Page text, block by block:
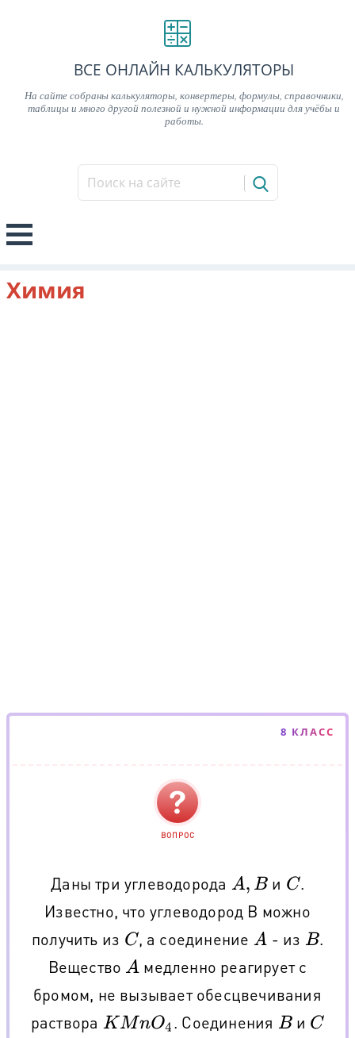
ВСЕ ОНЛАЙН КАЛЬКУЛЯТОРЫ
На сайте собраны калькуляторы, конвертеры, формулы, справочники,
таблицы и много другой полезной и нужной информации для учёбы и
работы.
Химия
8 КЛАСС
ВОПРОС
Даны три углеводорода A,B и C.
Известно, что углеводород В можно
получить из C, а соединение A - из B.
Вещество A медленно реагирует с
бромом, не вызывает обесцвечивания
раствора KMnO4 . Соединения Bи C